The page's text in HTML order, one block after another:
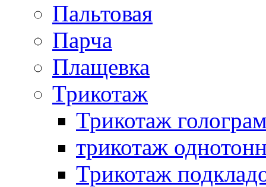
Пальтовая
Парча
Плащевка
Трикотаж
Трикотаж
трикотаж
Трикотаж